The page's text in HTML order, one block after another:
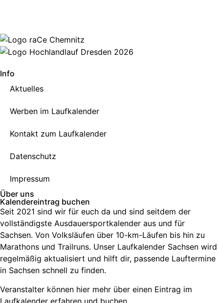
Info
Aktuelles
Werben im Laufkalender
Kontakt zum Laufkalender
Datenschutz
Impressum
Über uns
Kalendereintrag buchen
Seit 2021 sind wir für euch da und sind seitdem der
vollständigste Ausdauersportkalender aus und für
Sachsen. Von Volksläufen über 10-km-Läufen bis hin zu
Marathons und Trailruns. Unser Laufkalender Sachsen wird
regelmäßig aktualisiert und hilft dir, passende Lauftermine
in Sachsen schnell zu finden.
Veranstalter können hier mehr über einen Eintrag im
Laufkalender erfahren und buchen.